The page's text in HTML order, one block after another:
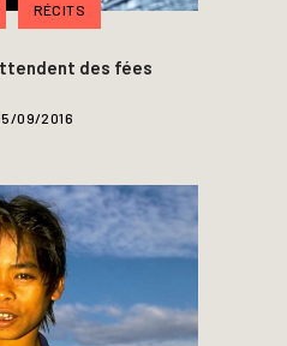
RÉCITS
des fées
09/2016